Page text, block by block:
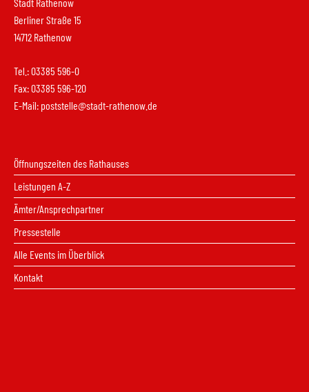
Berliner Straße 15
14712 Rathenow
Tel.: 03385 596-0
Fax: 03385 596-120
E-Mail: poststelle@stadt-rathenow.de
Öffnungszeiten des Rathauses
Leistungen A-Z
Ämter/Ansprechpartner
Pressestelle
Alle Events im Überblick
Kontakt